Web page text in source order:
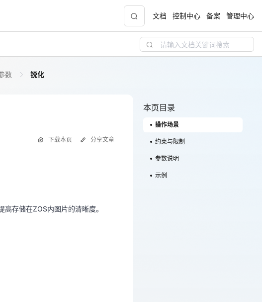
项
软件全面适配，
国家云助力中小企业腾飞，高额上云补贴重磅
文档 控制中心 备案 管理中心
数 锐化
下载本页 分享文章
存储在ZOS内图片的清晰度。
本页目录
操作场景
约束与限制
参数说明
示例